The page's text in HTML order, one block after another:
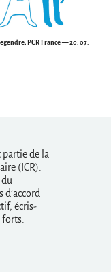
PCR France — 20. 07.
de la
(ICR).
écris-